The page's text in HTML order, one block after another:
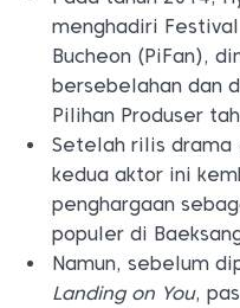
menghadiri
Bucheon (PiFan),
bersebelahan dan
Pilihan Produser
Setelah rilis drama
kedua aktor ini
penghargaan
populer di
Namun, sebelum
Landing on You,